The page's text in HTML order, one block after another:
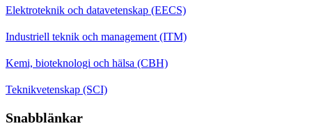
Elektroteknik och datavetenskap (EECS)
Industriell teknik och management (ITM)
Kemi, bioteknologi och hälsa (CBH)
Teknikvetenskap (SCI)
Snabblänkar